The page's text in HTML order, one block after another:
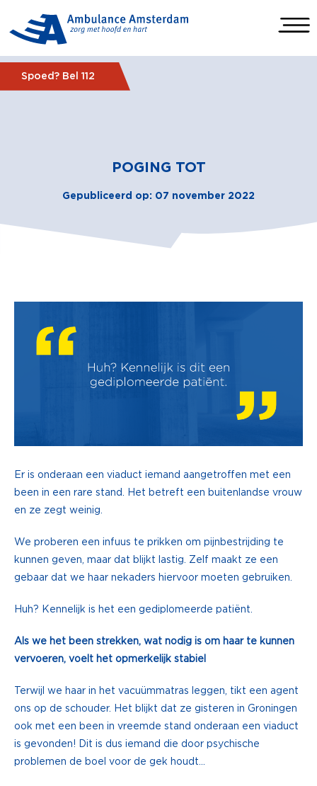
Spoed? Bel 112
POGING TOT
Gepubliceerd op: 07 november 2022
Er is onderaan een viaduct iemand aangetroffen met een
been in een rare stand. Het betreft een buitenlandse vrouw
en ze zegt weinig.
We proberen een infuus te prikken om pijnbestrijding te
kunnen geven, maar dat blijkt lastig. Zelf maakt ze een
gebaar dat we haar nekaders hiervoor moeten gebruiken.
Huh? Kennelijk is het een gediplomeerde patiënt.
Als we het been strekken, wat nodig is om haar te kunnen
vervoeren, voelt het opmerkelijk stabiel
Terwijl we haar in het vacuümmatras leggen, tikt een agent
ons op de schouder. Het blijkt dat ze gisteren in Groningen
ook met een been in vreemde stand onderaan een viaduct
is gevonden! Dit is dus iemand die door psychische
problemen de boel voor de gek houdt…